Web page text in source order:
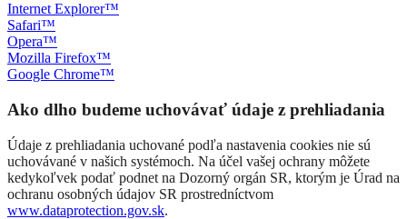
Internet Explorer™
Safari™
Opera™
Mozilla Firefox™
Google Chrome™
Ako dlho budeme uchovávať údaje z prehliadania
Údaje z prehliadania uchované podľa nastavenia cookies nie sú
uchovávané v našich systémoch. Na účel vašej ochrany môžete
kedykoľvek podať podnet na Dozorný orgán SR, ktorým je Úrad na
ochranu osobných údajov SR prostredníctvom
www.dataprotection.gov.sk.